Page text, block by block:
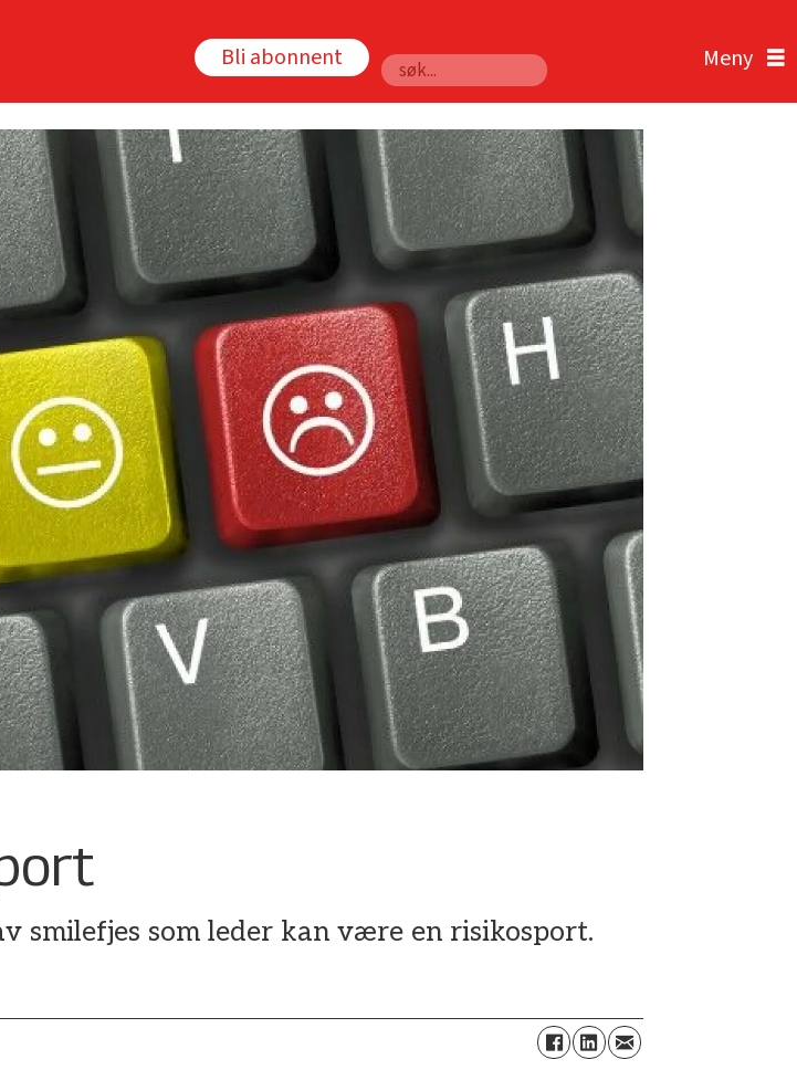
Bli abonnent
Søk
smilefjes som leder kan være en risikosport.